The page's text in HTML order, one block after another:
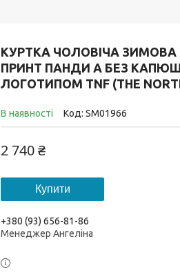
КУРТКА ЧОЛОВІЧА ЗИМОВА
ПРИНТ ПАНДИ А БЕЗ
ЛОГОТИПОМ TNF (THE
В наявності Код: SM01966
2 740 ₴
Купити
+380 (93) 656-81-86
Менеджер Ангеліна